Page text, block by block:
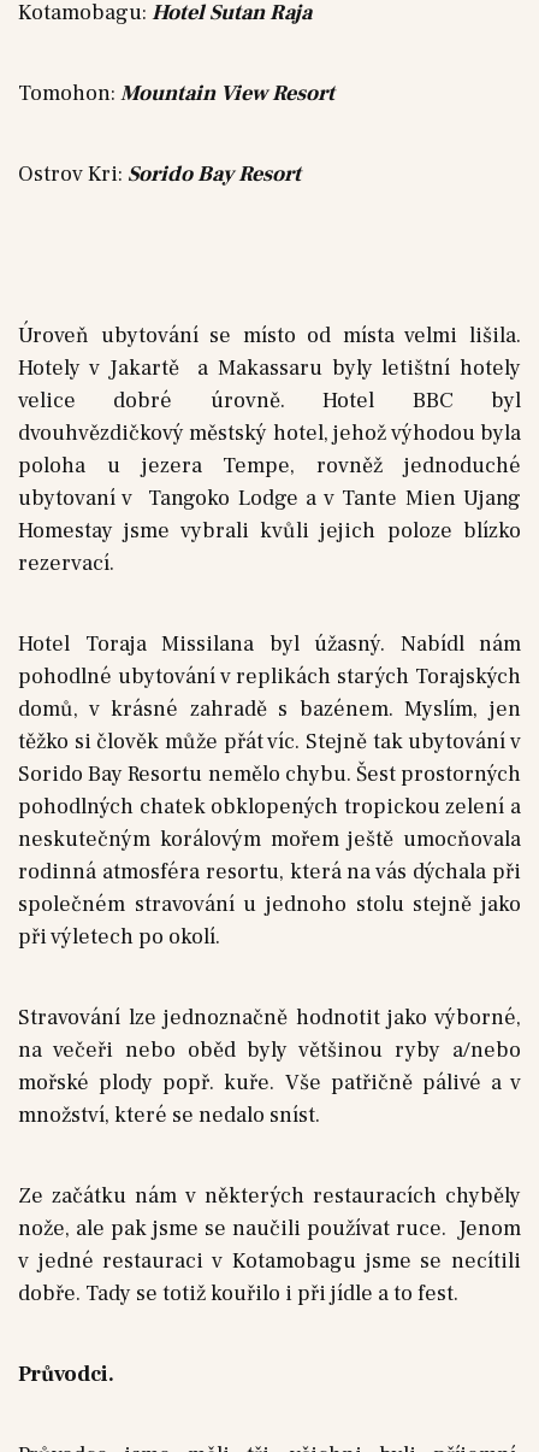
Kotamobagu: Hotel Sutan Raja
Tomohon: Mountain View Resort
Ostrov Kri: Sorido Bay Resort
Úroveň ubytování se místo od místa velmi lišila.
Hotely v Jakartě a Makassaru byly letištní hotely
velice dobré úrovně. Hotel BBC byl
dvouhvězdičkový městský hotel, jehož výhodou byla
poloha u jezera Tempe, rovněž jednoduché
ubytovaní v Tangoko Lodge a v Tante Mien Ujang
Homestay jsme vybrali kvůli jejich poloze blízko
rezervací.
Hotel Toraja Missilana byl úžasný. Nabídl nám
pohodlné ubytování v replikách starých Torajských
domů, v krásné zahradě s bazénem. Myslím, jen
těžko si člověk může přát víc. Stejně tak ubytování v
Sorido Bay Resortu nemělo chybu. Šest prostorných
pohodlných chatek obklopených tropickou zelení a
neskutečným korálovým mořem ještě umocňovala
rodinná atmosféra resortu, která na vás dýchala při
společném stravování u jednoho stolu stejně jako
při výletech po okolí.
Stravování lze jednoznačně hodnotit jako výborné,
na večeři nebo oběd byly většinou ryby a/nebo
mořské plody popř. kuře. Vše patřičně pálivé a v
množství, které se nedalo sníst.
Ze začátku nám v některých restauracích chyběly
nože, ale pak jsme se naučili používat ruce. Jenom
v jedné restauraci v Kotamobagu jsme se necítili
dobře. Tady se totiž kouřilo i při jídle a to fest.
Průvodci.